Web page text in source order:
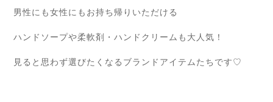
男性にも女性にもお持ち帰りいただける
ハンドソープや柔軟剤・ハンドクリームも大人気！
見ると思わず選びたくなるブランドアイテムたちです♡